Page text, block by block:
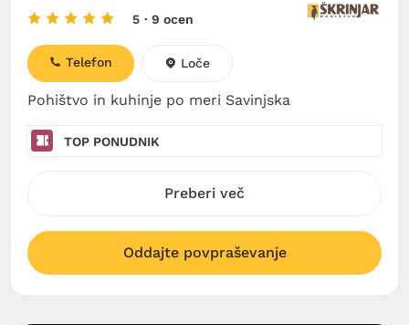
5 · 9 ocen
Pohištvo in kuhinje po meri Savinjska
Telefon Loče
TOP PONUDNIK
Preberi več
Oddajte povpraševanje